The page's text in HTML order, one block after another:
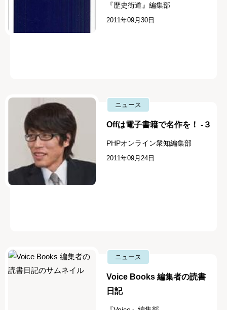
『歴史街道』編集部
2011年09月30日
ニュース
Offは電子書籍で名作を！ -３
PHPオンライン衆知編集部
2011年09月24日
ニュース
Voice Books 編集者の読書
日記